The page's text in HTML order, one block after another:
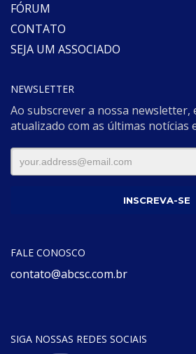
FÓRUM
CONTATO
SEJA UM ASSOCIADO
NEWSLETTER
Ao subscrever a nossa newsletter,
atualizado com as últimas notícias
FALE CONOSCO
contato@abcsc.com.br
SIGA NOSSAS REDES SOCIAIS